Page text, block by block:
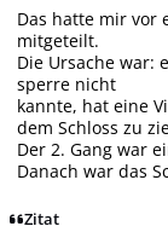
Das hatte mir vor
mitgeteilt.
Die Ursache war:
sperre nicht
kannte, hat eine
dem Schloss zu
Der 2. Gang war
Danach war das
Zitat